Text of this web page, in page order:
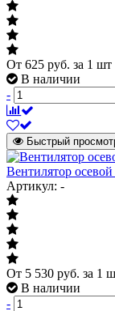
От 625 руб. за 1 шт
В наличии
-
Быстрый
Вентилятор
Артикул: -
От 5 530 руб. за 1
В наличии
-